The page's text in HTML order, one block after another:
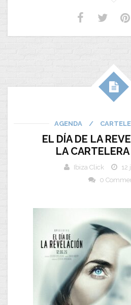
AGENDA /
EL DÍA DE LA
LA
Ibiza Click
12
0